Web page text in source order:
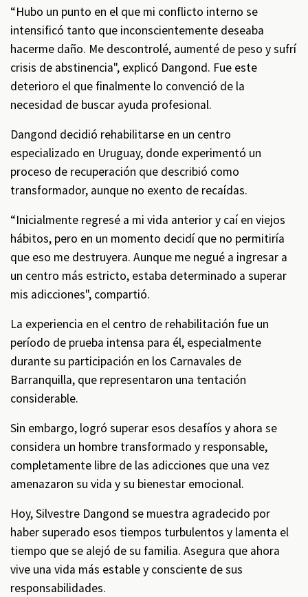
“Hubo un punto en el que mi conflicto interno se
intensificó tanto que inconscientemente deseaba
hacerme daño. Me descontrolé, aumenté de peso y sufrí
crisis de abstinencia", explicó Dangond. Fue este
deterioro el que finalmente lo convenció de la
necesidad de buscar ayuda profesional.
Dangond decidió rehabilitarse en un centro
especializado en Uruguay, donde experimentó un
proceso de recuperación que describió como
transformador, aunque no exento de recaídas.
“Inicialmente regresé a mi vida anterior y caí en viejos
hábitos, pero en un momento decidí que no permitiría
que eso me destruyera. Aunque me negué a ingresar a
un centro más estricto, estaba determinado a superar
mis adicciones", compartió.
La experiencia en el centro de rehabilitación fue un
período de prueba intensa para él, especialmente
durante su participación en los Carnavales de
Barranquilla, que representaron una tentación
considerable.
Sin embargo, logró superar esos desafíos y ahora se
considera un hombre transformado y responsable,
completamente libre de las adicciones que una vez
amenazaron su vida y su bienestar emocional.
Hoy, Silvestre Dangond se muestra agradecido por
haber superado esos tiempos turbulentos y lamenta el
tiempo que se alejó de su familia. Asegura que ahora
vive una vida más estable y consciente de sus
responsabilidades.